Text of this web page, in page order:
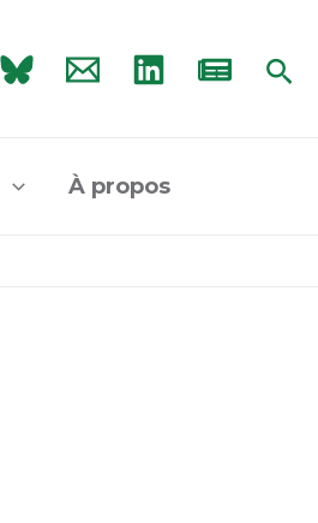
À propos